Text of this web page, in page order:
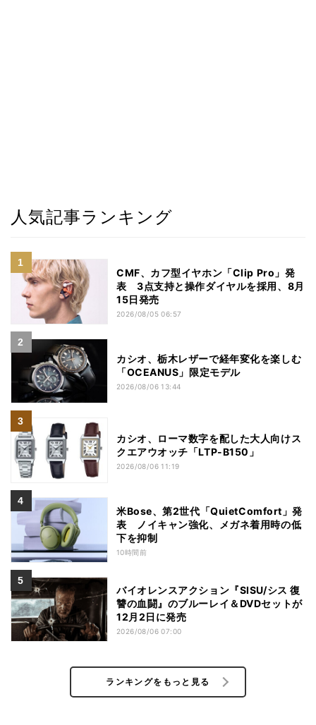
人気記事ランキング
CMF、カフ型イヤホン「Clip Pro」発
表 3点支持と操作ダイヤルを採用、8月
15日発売
2026/08/05 06:57
カシオ、栃木レザーで経年変化を楽しむ
「OCEANUS」限定モデル
2026/08/06 13:44
カシオ、ローマ数字を配した大人向けス
クエアウオッチ「LTP-B150」
2026/08/06 11:19
米Bose、第2世代「QuietComfort」発
表 ノイキャン強化、メガネ着用時の低
下を抑制
10時間前
バイオレンスアクション『SISU/シス 復
讐の血闘』のブルーレイ＆DVDセットが
12月2日に発売
2026/08/06 07:00
ランキングをもっと見る